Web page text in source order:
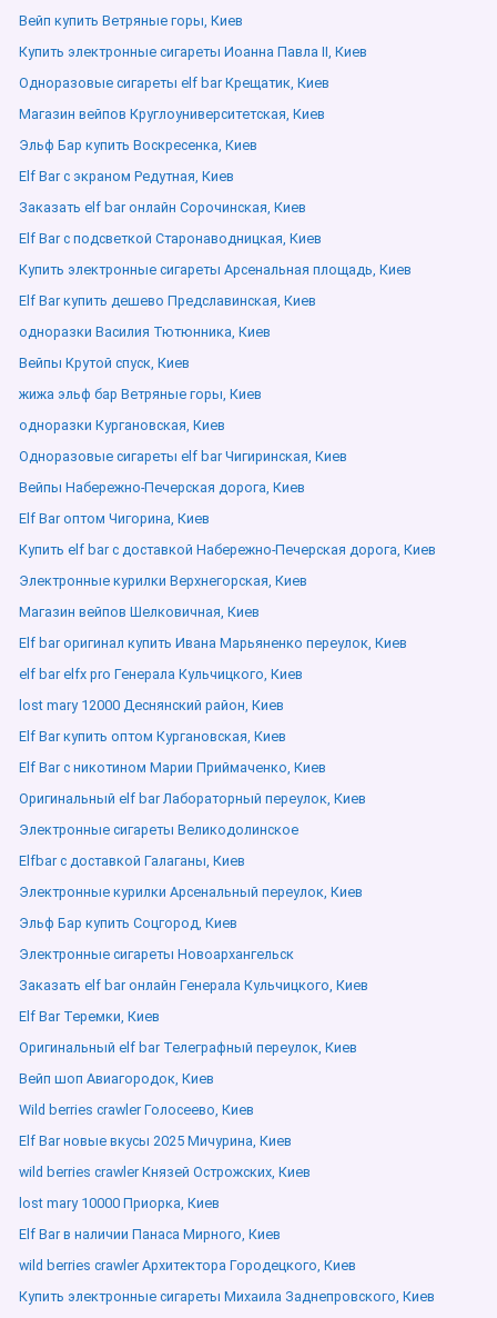
Вейп купить Ветряные горы, Киев
Купить электронные сигареты Иоанна Павла ІІ, Киев
Одноразовые сигареты elf bar Крещатик, Киев
Магазин вейпов Круглоуниверситетская, Киев
Эльф Бар купить Воскресенка, Киев
Elf Bar с экраном Редутная, Киев
Заказать elf bar онлайн Сорочинская, Киев
Elf Bar с подсветкой Старонаводницкая, Киев
Купить электронные сигареты Арсенальная площадь, Киев
Elf Bar купить дешево Предславинская, Киев
одноразки Василия Тютюнника, Киев
Вейпы Крутой спуск, Киев
жижа эльф бар Ветряные горы, Киев
одноразки Кургановская, Киев
Одноразовые сигареты elf bar Чигиринская, Киев
Вейпы Набережно-Печерская дорога, Киев
Elf Bar оптом Чигорина, Киев
Купить elf bar с доставкой Набережно-Печерская дорога, Киев
Электронные курилки Верхнегорская, Киев
Магазин вейпов Шелковичная, Киев
Elf bar оригинал купить Ивана Марьяненко переулок, Киев
elf bar elfx pro Генерала Кульчицкого, Киев
lost mary 12000 Деснянский район, Киев
Elf Bar купить оптом Кургановская, Киев
Elf Bar с никотином Марии Приймаченко, Киев
Оригинальный elf bar Лабораторный переулок, Киев
Электронные сигареты Великодолинское
Elfbar с доставкой Галаганы, Киев
Электронные курилки Арсенальный переулок, Киев
Эльф Бар купить Соцгород, Киев
Электронные сигареты Новоархангельск
Заказать elf bar онлайн Генерала Кульчицкого, Киев
Elf Bar Теремки, Киев
Оригинальный elf bar Телеграфный переулок, Киев
Вейп шоп Авиагородок, Киев
Wild berries crawler Голосеево, Киев
Elf Bar новые вкусы 2025 Мичурина, Киев
wild berries crawler Князей Острожских, Киев
lost mary 10000 Приорка, Киев
Elf Bar в наличии Панаса Мирного, Киев
wild berries crawler Архитектора Городецкого, Киев
Купить электронные сигареты Михаила Заднепровского, Киев